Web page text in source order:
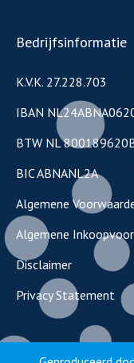
Bedrijfsinformatie
K.V.K. 27.228.703
IBAN
BTW NL
BIC ABNANL2A
Algemene
Algemene
Disclaimer
Privacy Statement